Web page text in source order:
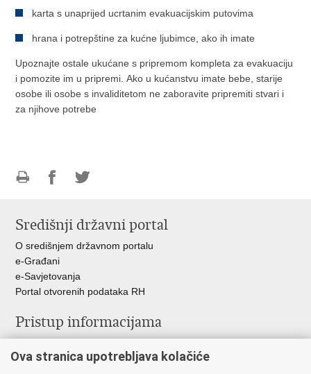
karta s unaprijed ucrtanim evakuacijskim putovima
hrana i potrepštine za kućne ljubimce, ako ih imate
​Upoznajte ostale ukućane s pripremom kompleta za evakuaciju
i pomozite im u pripremi. Ako u kućanstvu imate bebe, starije
osobe ili osobe s invaliditetom ne zaboravite pripremiti stvari i
za njihove potrebe
FacebookuTwitteru
Središnji državni portal
O središnjem državnom portalu
e-Građani
e-Savjetovanja
Portal otvorenih podataka RH
Pristup informacijama
Savjetovanje
Ova stranica upotrebljava kolačiće